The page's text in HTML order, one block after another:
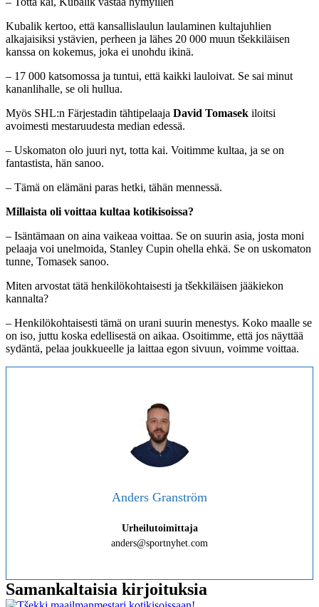
Kubalik kertoo, että kansallislaulun laulaminen kultajuhlien
alkajaisiksi ystävien, perheen ja lähes 20 000 muun tšekkiläisen
kanssa on kokemus, joka ei unohdu ikinä.
– 17 000 katsomossa ja tuntui, että kaikki lauloivat. Se sai minut
kananlihalle, se oli hullua.
Myös SHL:n Färjestadin tähtipelaaja David Tomasek iloitsi
avoimesti mestaruudesta median edessä.
– Uskomaton olo juuri nyt, totta kai. Voitimme kultaa, ja se on
fantastista, hän sanoo.
– Tämä on elämäni paras hetki, tähän mennessä.
Millaista oli voittaa kultaa kotikisoissa?
– Isäntämaan on aina vaikeaa voittaa. Se on suurin asia, josta moni
pelaaja voi unelmoida, Stanley Cupin ohella ehkä. Se on uskomaton
tunne, Tomasek sanoo.
Miten arvostat tätä henkilökohtaisesti ja tšekkiläisen jääkiekon
kannalta?
– Henkilökohtaisesti tämä on urani suurin menestys. Koko maalle se
on iso, juttu koska edellisestä on aikaa. Osoitimme, että jos näyttää
sydäntä, pelaa joukkueelle ja laittaa egon sivuun, voimme voittaa.
Anders Granström
Urheilutoimittaja
anders@sportnyhet.com
Samankaltaisia kirjoituksia